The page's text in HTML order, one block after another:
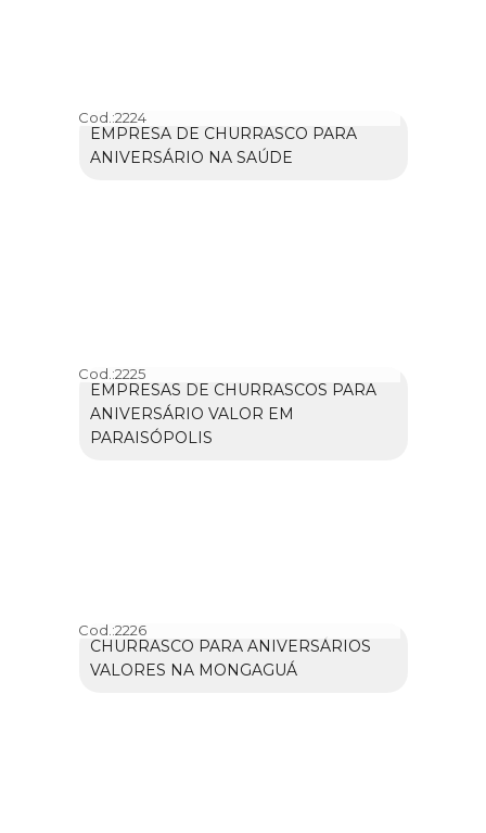
Cod.:2224
EMPRESA DE CHURRASCO PARA
ANIVERSÁRIO NA SAÚDE
Cod.:2225
EMPRESAS DE CHURRASCOS PARA
ANIVERSÁRIO VALOR EM
PARAISÓPOLIS
Cod.:2226
CHURRASCO PARA ANIVERSÁRIOS
VALORES NA MONGAGUÁ